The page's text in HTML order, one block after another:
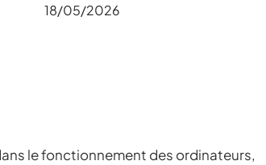
18/05/2026
le fonctionnement des ordinateurs,